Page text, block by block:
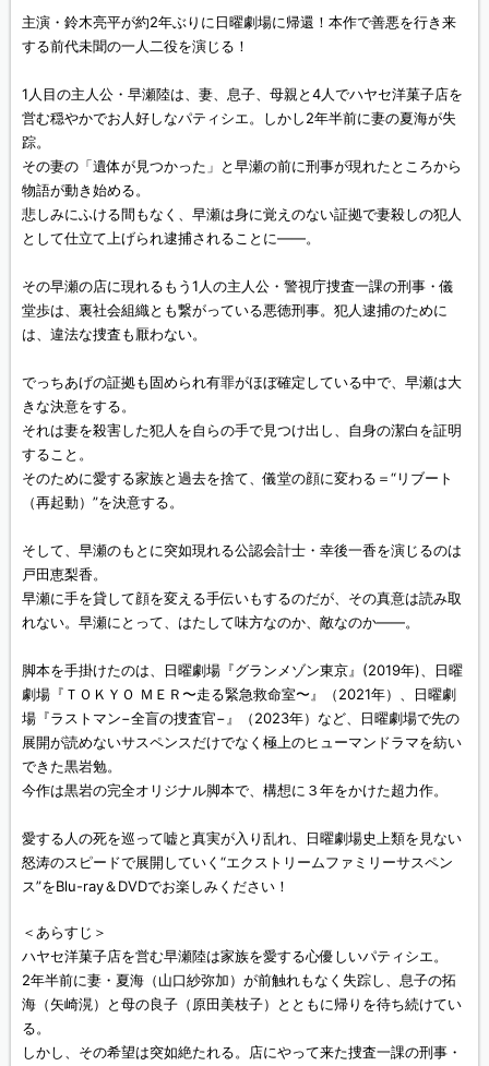
主演・鈴木亮平が約2年ぶりに日曜劇場に帰還！本作で善悪を行き来
する前代未聞の一人二役を演じる！
1人目の主人公・早瀬陸は、妻、息子、母親と4人でハヤセ洋菓子店を
営む穏やかでお人好しなパティシエ。しかし2年半前に妻の夏海が失
踪。
その妻の「遺体が見つかった」と早瀬の前に刑事が現れたところから
物語が動き始める。
悲しみにふける間もなく、早瀬は身に覚えのない証拠で妻殺しの犯人
として仕立て上げられ逮捕されることに——。
その早瀬の店に現れるもう1人の主人公・警視庁捜査一課の刑事・儀
堂歩は、裏社会組織とも繋がっている悪徳刑事。犯人逮捕のために
は、違法な捜査も厭わない。
でっちあげの証拠も固められ有罪がほぼ確定している中で、早瀬は大
きな決意をする。
それは妻を殺害した犯人を自らの手で見つけ出し、自身の潔白を証明
すること。
そのために愛する家族と過去を捨て、儀堂の顔に変わる＝“リブート
（再起動）”を決意する。
そして、早瀬のもとに突如現れる公認会計士・幸後一香を演じるのは
戸田恵梨香。
早瀬に手を貸して顔を変える手伝いもするのだが、その真意は読み取
れない。早瀬にとって、はたして味方なのか、敵なのか——。
脚本を手掛けたのは、日曜劇場『グランメゾン東京』(2019年)、日曜
劇場『ＴＯＫＹＯ ＭＥＲ〜走る緊急救命室〜』（2021年）、日曜劇
場『ラストマン−全盲の捜査官−』（2023年）など、日曜劇場で先の
展開が読めないサスペンスだけでなく極上のヒューマンドラマを紡い
できた黒岩勉。
今作は黒岩の完全オリジナル脚本で、構想に３年をかけた超力作。
愛する人の死を巡って嘘と真実が入り乱れ、日曜劇場史上類を見ない
怒涛のスピードで展開していく“エクストリームファミリーサスペン
ス”をBlu-ray＆DVDでお楽しみください！
＜あらすじ＞
ハヤセ洋菓子店を営む早瀬陸は家族を愛する心優しいパティシエ。
2年半前に妻・夏海（山口紗弥加）が前触れもなく失踪し、息子の拓
海（矢崎滉）と母の良子（原田美枝子）とともに帰りを待ち続けてい
る。
しかし、その希望は突如絶たれる。店にやって来た捜査一課の刑事・